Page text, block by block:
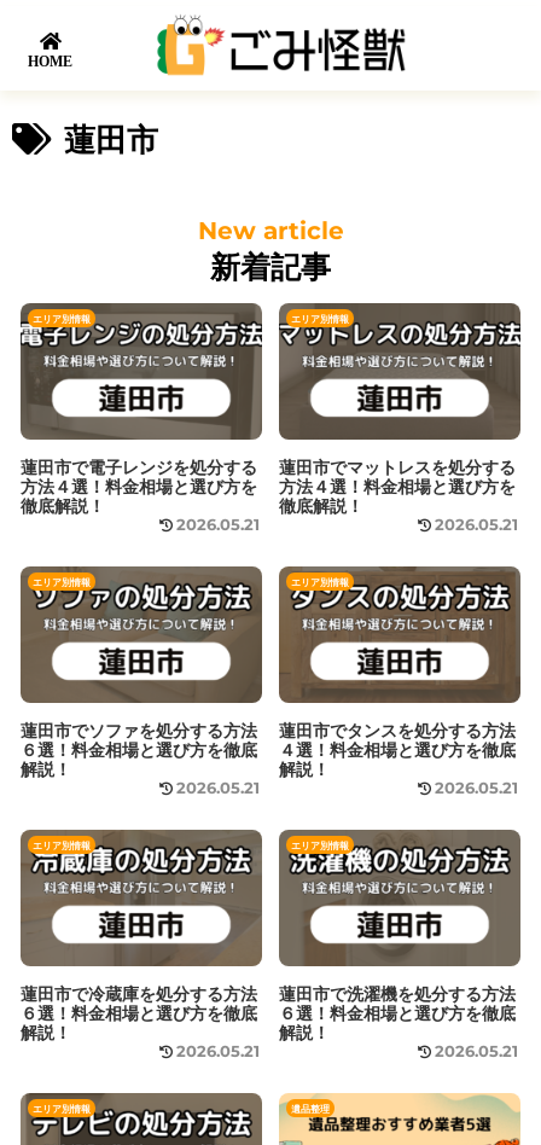
HOME
蓮田市
新着記事
エリア別情報
蓮田市で電子レンジを処分する
方法４選！料金相場と選び方を
徹底解説！
2026.05.21
エリア別情報
蓮田市でマットレスを処分する
方法４選！料金相場と選び方を
徹底解説！
2026.05.21
エリア別情報
蓮田市でソファを処分する方法
６選！料金相場と選び方を徹底
解説！
2026.05.21
エリア別情報
蓮田市でタンスを処分する方法
４選！料金相場と選び方を徹底
解説！
2026.05.21
エリア別情報
蓮田市で冷蔵庫を処分する方法
６選！料金相場と選び方を徹底
解説！
2026.05.21
エリア別情報
蓮田市で洗濯機を処分する方法
６選！料金相場と選び方を徹底
解説！
2026.05.21
エリア別情報 遺品整理